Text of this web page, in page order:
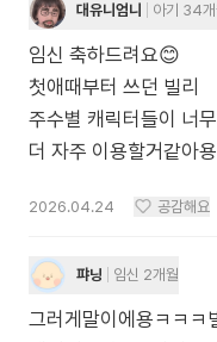
대유니엄니 아기 34개
임신 축하드려요😊
첫애때부터 쓰던 빌리
주수별 캐릭터들이 너
더 자주 이용할거같아용
2026.04.24 공감해요
퍄닝 임신 2개월
그러게말이에용ㅋㅋㅋ